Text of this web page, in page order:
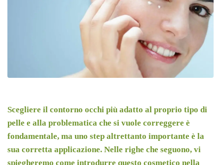
Scegliere il contorno occhi più adatto al proprio tipo di
pelle e alla problematica che si vuole correggere è
fondamentale, ma uno step altrettanto importante è la
sua corretta applicazione. Nelle righe che seguono, vi
spiegheremo come introdurre questo cosmetico nella